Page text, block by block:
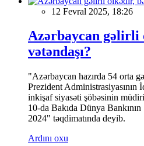
12 Fevral 2025, 18:26
Azərbaycan gəlirli
vətəndaşı?
"Azərbaycan hazırda 54 orta
Prezident Administrasiyasının
inkişaf siyasəti şöbəsinin
10-da Bakıda Dünya
2024" təqdimatında deyib.
Ardını oxu